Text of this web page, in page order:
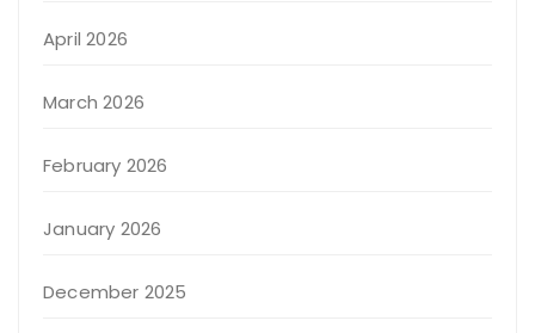
April 2026
March 2026
February 2026
January 2026
December 2025